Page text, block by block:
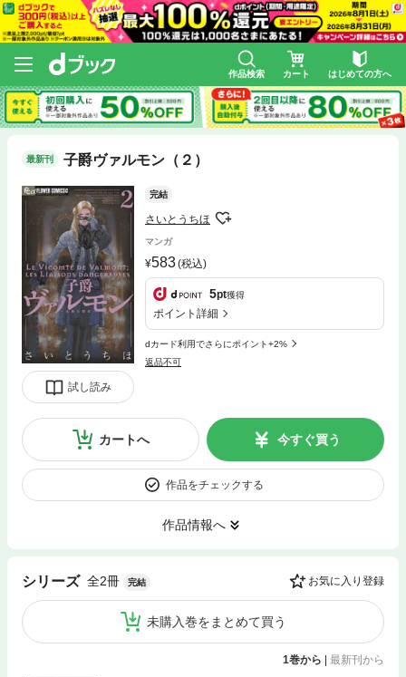
作品検索 カート はじめての方へ
最新刊 子爵ヴァルモン（２）
試し読み
完結
さいとうちほ
マンガ
583(税込)
5pt獲得
ポイント詳細
dカード利用でさらにポイント+2%
返品不可
カートへ 今すぐ買う
作品をチェックする
作品情報へ
シリーズ 全2冊 完結 お気に入り登録
未購入巻をまとめて買う
1巻から 最新刊から